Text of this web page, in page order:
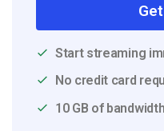
Start streaming
No credit card
10 GB of bandwidth